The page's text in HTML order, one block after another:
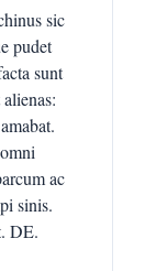
sic
pudet
sunt
ac
sinis.
DE.